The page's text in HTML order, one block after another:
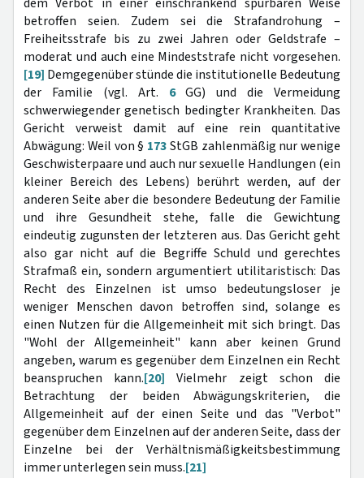
betroffen seien. Zudem sei die Strafandrohung –
Freiheitsstrafe bis zu zwei Jahren oder Geldstrafe –
moderat und auch eine Mindeststrafe nicht vorgesehen.
[19] Demgegenüber stünde die institutionelle Bedeutung
der Familie (vgl. Art. 6GG) und die Vermeidung
schwerwiegender genetisch bedingter Krankheiten. Das
Gericht verweist damit auf eine rein quantitative
Abwägung: Weil von § 173StGB zahlenmäßig nur wenige
Geschwisterpaare und auch nur sexuelle Handlungen (ein
kleiner Bereich des Lebens) berührt werden, auf der
anderen Seite aber die besondere Bedeutung der Familie
und ihre Gesundheit stehe, falle die Gewichtung
eindeutig zugunsten der letzteren aus. Das Gericht geht
also gar nicht auf die Begriffe Schuld und gerechtes
Strafmaß ein, sondern argumentiert utilitaristisch: Das
Recht des Einzelnen ist umso bedeutungsloser je
weniger Menschen davon betroffen sind, solange es
einen Nutzen für die Allgemeinheit mit sich bringt. Das
"Wohl der Allgemeinheit" kann aber keinen Grund
angeben, warum es gegenüber dem Einzelnen ein Recht
beanspruchen kann.[20] Vielmehr zeigt schon die
Betrachtung der beiden Abwägungskriterien, die
Allgemeinheit auf der einen Seite und das "Verbot"
gegenüber dem Einzelnen auf der anderen Seite, dass der
Einzelne bei der Verhältnismäßigkeitsbestimmung
immer unterlegen sein muss.[21]